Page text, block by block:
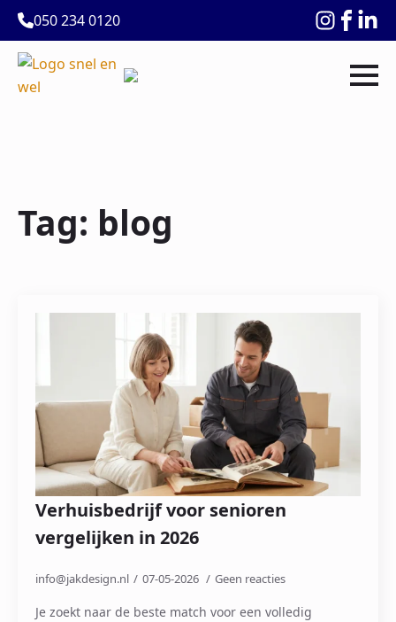
050 234 0120
Tag: blog
Verhuisbedrijf voor senioren
vergelijken in 2026
info@jakdesign.nl 07-05-2026 Geen reacties
Je zoekt naar de beste match voor een volledig